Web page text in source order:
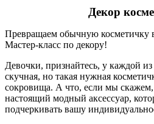
Декор
Превращаем обычную косметичку
Мастер-класс по декору!
Девочки, признайтесь, у каждой из
скучная, но такая нужная
сокровища. А что, если мы
настоящий модный аксессуар,
подчеркивать вашу